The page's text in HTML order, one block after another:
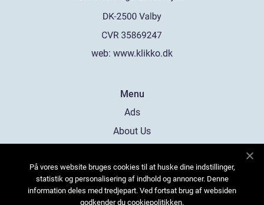
web: www.klikko.dk
Menu
Ads
About Us
Contact
Sitemap
På vores website bruges cookies til at huske dine indstillinger,
statistik og personalisering af indhold og annoncer. Denne
information deles med tredjepart. Ved fortsat brug af websiden
godkender du cookiepolitikken.